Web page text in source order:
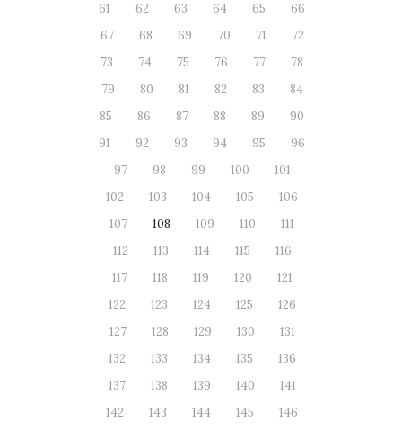
61
62 63 64 65
66
67
68 69 70 71
72
73
74 75 76 77
78
79
80 81 82 83
84
85
86 87 88 89
90
91
92 93 94 95
96
97
98 99 100
101
102
103 104 105
106
107
108 109 110
111
112
113 114 115
116
117
118 119 120
121
122
123 124 125
126
127
128 129 130
131
132
133 134 135
136
137
138 139 140
141
142
143 144 145
146